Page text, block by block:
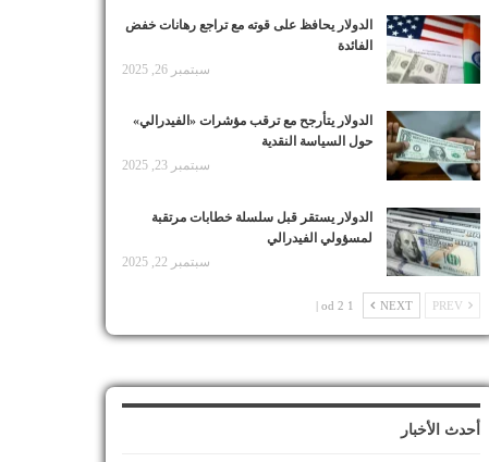
الدولار يحافظ على قوته مع تراجع رهانات خفض
الفائدة
سبتمبر 26, 2025
الدولار يتأرجح مع ترقب مؤشرات «الفيدرالي»
حول السياسة النقدية
سبتمبر 23, 2025
الدولار يستقر قبل سلسلة خطابات مرتقبة
لمسؤولي الفيدرالي
سبتمبر 22, 2025
NEXT
1 od 2 |
أحدث الأخبار